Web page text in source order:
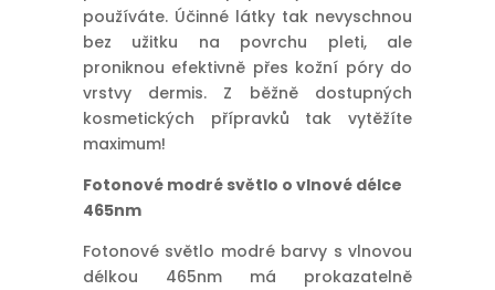
používáte. Účinné látky tak nevyschnou
bez užitku na povrchu pleti, ale
proniknou efektivně přes kožní póry do
vrstvy dermis. Z běžně dostupných
kosmetických přípravků tak vytěžíte
maximum!
Fotonové modré světlo o vlnové délce
465nm
Fotonové světlo modré barvy s vlnovou
délkou 465nm má prokazatelně